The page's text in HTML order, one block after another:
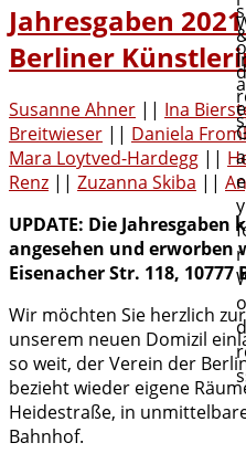
Jahresgaben
Berliner
Susanne Ahner || Ina
Breitwieser || Daniela
Mara Loytved-Hardegg ||
Renz || Zuzanna Skiba ||
UPDATE: Die
angesehen und erworben
Eisenacher Str. 118, 10777
Wir möchten Sie herzlich
unserem neuen Domizil
so weit, der Verein der
bezieht wieder eigene
Heidestraße, in
Bahnhof.